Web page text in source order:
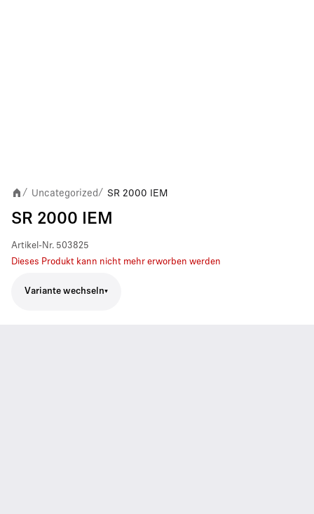
/ Uncategorized/ SR 2000 IEM
SR 2000 IEM
Artikel-Nr. 503825
Dieses Produkt kann nicht mehr erworben werden
Variante wechseln